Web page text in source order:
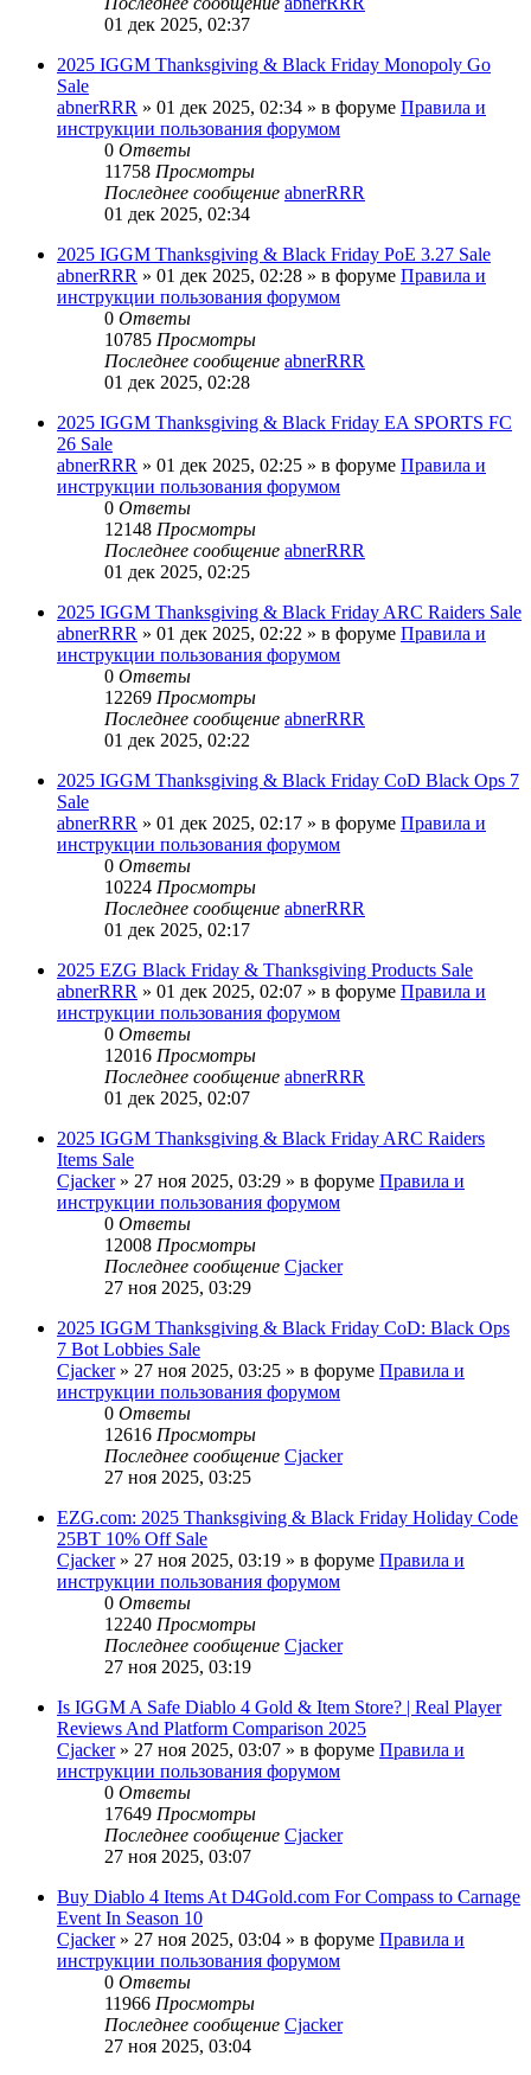
01 дек 2025, 02:37
2025 IGGM Thanksgiving & Black Friday Monopoly Go
Sale
abnerRRR » 01 дек 2025, 02:34 » в форуме Правила и
инструкции пользования форумом
0 Ответы
11758 Просмотры
Последнее сообщение abnerRRR
01 дек 2025, 02:34
2025 IGGM Thanksgiving & Black Friday PoE 3.27 Sale
abnerRRR » 01 дек 2025, 02:28 » в форуме Правила и
инструкции пользования форумом
0 Ответы
10785 Просмотры
Последнее сообщение abnerRRR
01 дек 2025, 02:28
2025 IGGM Thanksgiving & Black Friday EA SPORTS FC
26 Sale
abnerRRR » 01 дек 2025, 02:25 » в форуме Правила и
инструкции пользования форумом
0 Ответы
12148 Просмотры
Последнее сообщение abnerRRR
01 дек 2025, 02:25
2025 IGGM Thanksgiving & Black Friday ARC Raiders Sale
abnerRRR » 01 дек 2025, 02:22 » в форуме Правила и
инструкции пользования форумом
0 Ответы
12269 Просмотры
Последнее сообщение abnerRRR
01 дек 2025, 02:22
2025 IGGM Thanksgiving & Black Friday CoD Black Ops 7
Sale
abnerRRR » 01 дек 2025, 02:17 » в форуме Правила и
инструкции пользования форумом
0 Ответы
10224 Просмотры
Последнее сообщение abnerRRR
01 дек 2025, 02:17
2025 EZG Black Friday & Thanksgiving Products Sale
abnerRRR » 01 дек 2025, 02:07 » в форуме Правила и
инструкции пользования форумом
0 Ответы
12016 Просмотры
Последнее сообщение abnerRRR
01 дек 2025, 02:07
2025 IGGM Thanksgiving & Black Friday ARC Raiders
Items Sale
Cjacker» 27 ноя 2025, 03:29 » в форуме Правила и
инструкции пользования форумом
0 Ответы
12008 Просмотры
Последнее сообщение Cjacker
27 ноя 2025, 03:29
2025 IGGM Thanksgiving & Black Friday CoD: Black Ops
7 Bot Lobbies Sale
Cjacker» 27 ноя 2025, 03:25 » в форуме Правила и
инструкции пользования форумом
0 Ответы
12616 Просмотры
Последнее сообщение Cjacker
27 ноя 2025, 03:25
EZG.com: 2025 Thanksgiving & Black Friday Holiday Code
25BT 10% Off Sale
Cjacker» 27 ноя 2025, 03:19 » в форуме Правила и
инструкции пользования форумом
0 Ответы
12240 Просмотры
Последнее сообщение Cjacker
27 ноя 2025, 03:19
Is IGGM A Safe Diablo 4 Gold & Item Store? | Real Player
Reviews And Platform Comparison 2025
Cjacker» 27 ноя 2025, 03:07 » в форуме Правила и
инструкции пользования форумом
0 Ответы
17649 Просмотры
Последнее сообщение Cjacker
27 ноя 2025, 03:07
Buy Diablo 4 Items At D4Gold.com For Compass to Carnage
Event In Season 10
Cjacker» 27 ноя 2025, 03:04 » в форуме Правила и
инструкции пользования форумом
0 Ответы
11966 Просмотры
Последнее сообщение Cjacker
27 ноя 2025, 03:04